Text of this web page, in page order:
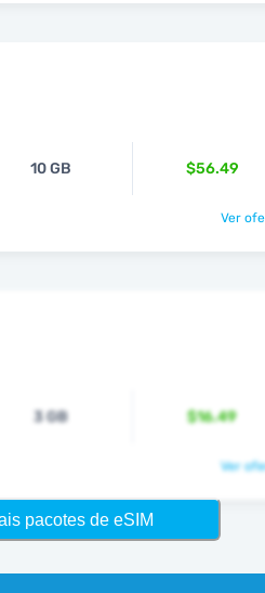
10 GB $56.49
Ver
3 GB $16.49
Ver
pacotes de eSIM